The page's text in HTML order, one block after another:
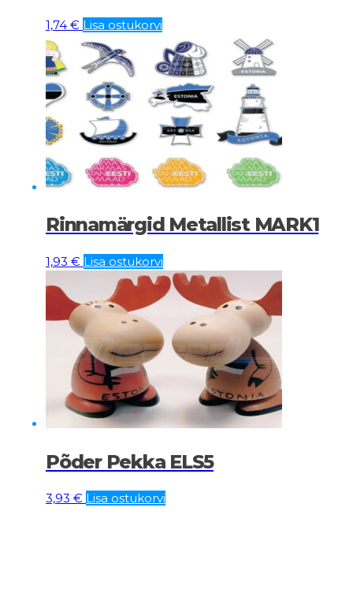
1,74 € Lisa ostukorvi
Rinnamärgid Metallist MARK1
1,93 € Lisa ostukorvi
Põder Pekka ELS5
3,93 € Lisa ostukorvi